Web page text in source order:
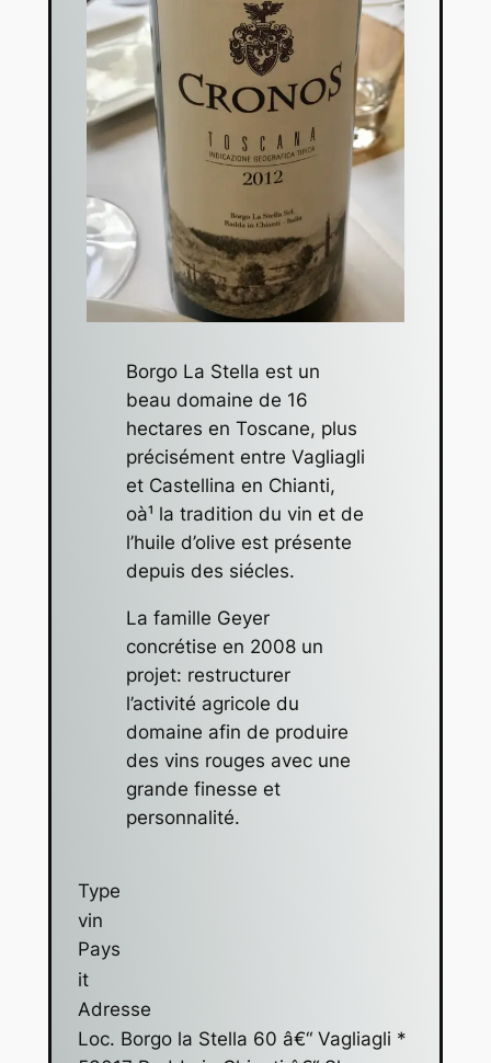
Borgo La Stella est un
beau domaine de 16
hectares en Toscane, plus
précisément entre Vagliagli
et Castellina en Chianti,
oà¹ la tradition du vin et de
l’huile d’olive est présente
depuis des siécles.
La famille Geyer
concrétise en 2008 un
projet: restructurer
l’activité agricole du
domaine afin de produire
des vins rouges avec une
grande finesse et
personnalité.
Type
vin
Pays
it
Adresse
Loc. Borgo la Stella 60 â€“ Vagliagli *